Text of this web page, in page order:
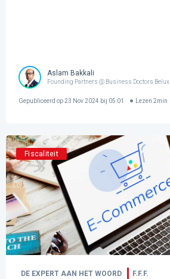
Aslam Bakkali
Founding Partners @ Business Doctors Belux
Gepubliceerd op23 Nov 2024 bij 05:01 Lezen 2min
Fiscaliteit
DE EXPERT AAN HET WOORD F.F.F.